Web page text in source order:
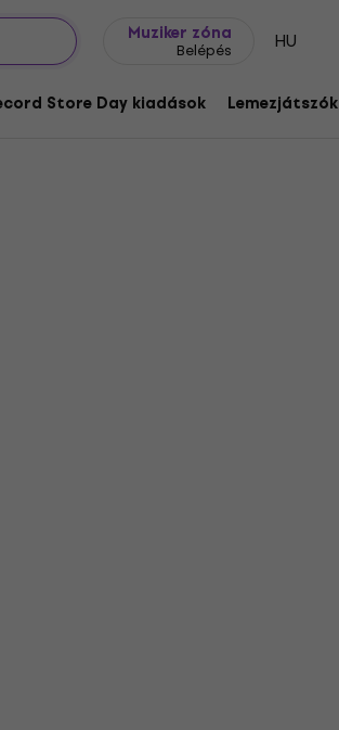
Muziker zóna
Belépés HU
Store Day kiadások Lemezjátszók